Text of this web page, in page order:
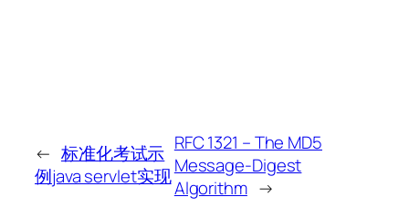
← 标准化考试示
例java servlet实现
RFC 1321 – The MD5
Message-Digest
Algorithm →